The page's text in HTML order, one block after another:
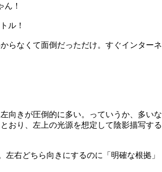
！
ル！
らなくて面倒だっただけ。すぐインターネ
向きが圧倒的に多い。っていうか、多いな
おり、左上の光源を想定して陰影描写する
右どちら向きにするのに「明確な根拠」